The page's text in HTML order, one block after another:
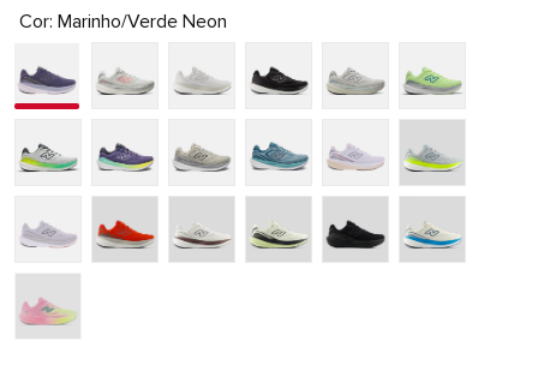
Cor Marinho/Verde Neon